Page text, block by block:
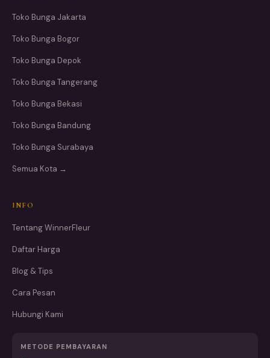
Toko Bunga Jakarta
Toko Bunga Bogor
Toko Bunga Depok
Toko Bunga Tangerang
Toko Bunga Bekasi
Toko Bunga Bandung
Toko Bunga Surabaya
Semua Kota →
INFO
Tentang WinnerFleur
Daftar Harga
Blog & Tips
Cara Pesan
Hubungi Kami
METODE PEMBAYARAN